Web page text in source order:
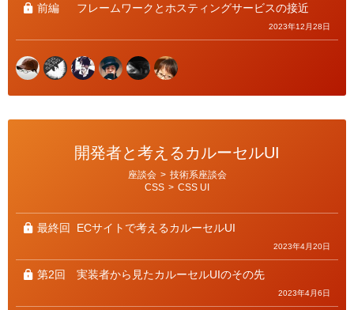
前編 フレームワークとホスティングサービスの接近
2023年12月28日
開発者と考えるカルーセルUI
ー
座談会 > 技術系座談会
CSS > CSS UI
最終回 ECサイトで考えるカルーセルUI
2023年4月20日
第2回 実装者から見たカルーセルUIのその先
2023年4月6日